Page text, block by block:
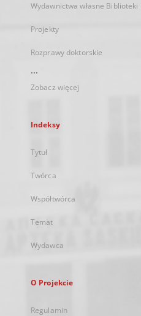
Wydawnictwa własne
Projekty
Rozprawy doktorskie
...
Zobacz więcej
Indeksy
Tytuł
Twórca
Współtwórca
Temat
Wydawca
O Projekcie
Regulamin